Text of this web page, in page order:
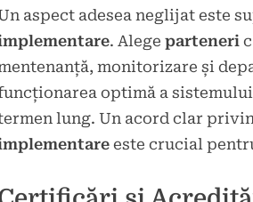
aspect adesea neglijat este
. Alege parteneri
monitorizare și
optimă a
lung. Un acord clar
este crucial